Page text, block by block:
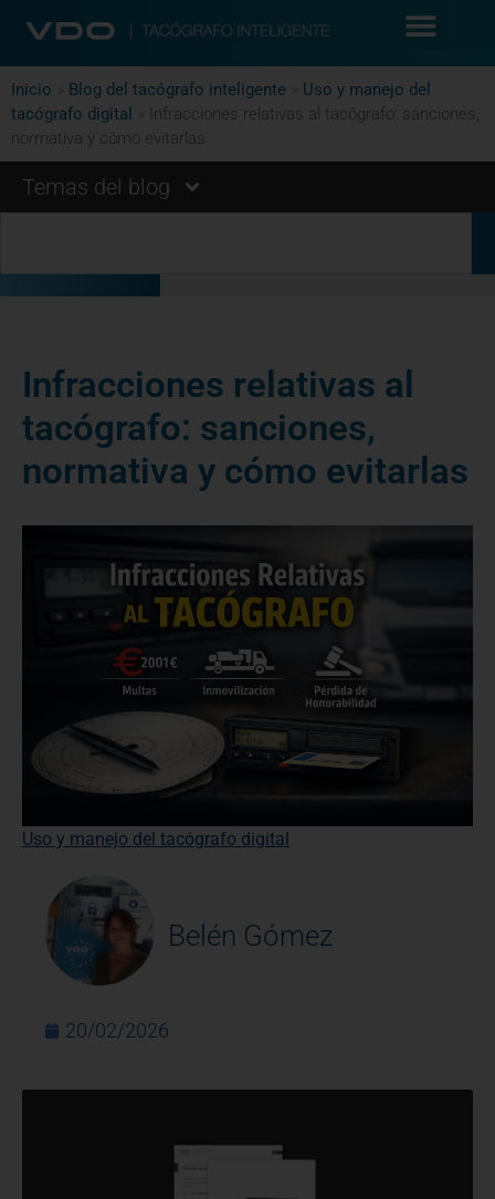
Inicio Blog del tacógrafo inteligente
Uso y manejo del
tacógrafo digital
Infracciones relativas al tacógrafo: sanciones,
normativa y cómo evitarlas
Temas del blog
Infracciones relativas al
tacógrafo: sanciones,
normativa y cómo evitarlas
Uso y manejo del tacógrafo digital
Belén Gómez
20/02/2026